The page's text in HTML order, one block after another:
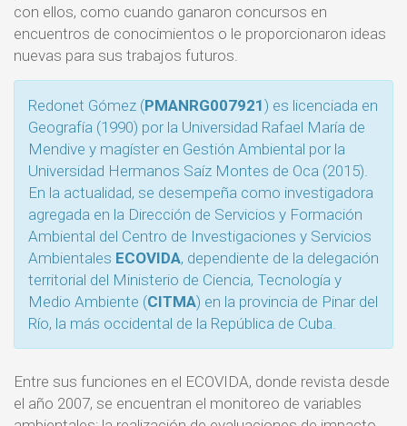
con ellos, como cuando ganaron concursos en
encuentros de conocimientos o le proporcionaron ideas
nuevas para sus trabajos futuros.
Redonet Gómez (PMANRG007921) es licenciada en
Geografía (1990) por la Universidad Rafael María de
Mendive y magíster en Gestión Ambiental por la
Universidad Hermanos Saíz Montes de Oca (2015).
En la actualidad, se desempeña como investigadora
agregada en la Dirección de Servicios y Formación
Ambiental del Centro de Investigaciones y Servicios
Ambientales ECOVIDA, dependiente de la delegación
territorial del Ministerio de Ciencia, Tecnología y
Medio Ambiente (CITMA) en la provincia de Pinar del
Río, la más occidental de la República de Cuba.
Entre sus funciones en el ECOVIDA, donde revista desde
el año 2007, se encuentran el monitoreo de variables